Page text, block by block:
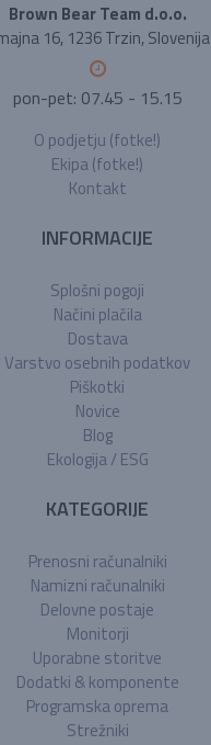
Brown Bear Team d.o.o.
16, 1236 Trzin, Slovenija
pon-pet: 07.45 - 15.15
O podjetju (fotke!)
Ekipa (fotke!)
Kontakt
INFORMACIJE
Splošni pogoji
Načini plačila
Dostava
Varstvo osebnih podatkov
Piškotki
Novice
Blog
Ekologija / ESG
KATEGORIJE
Prenosni računalniki
Namizni računalniki
Delovne postaje
Monitorji
Uporabne storitve
Dodatki & komponente
Programska oprema
Strežniki